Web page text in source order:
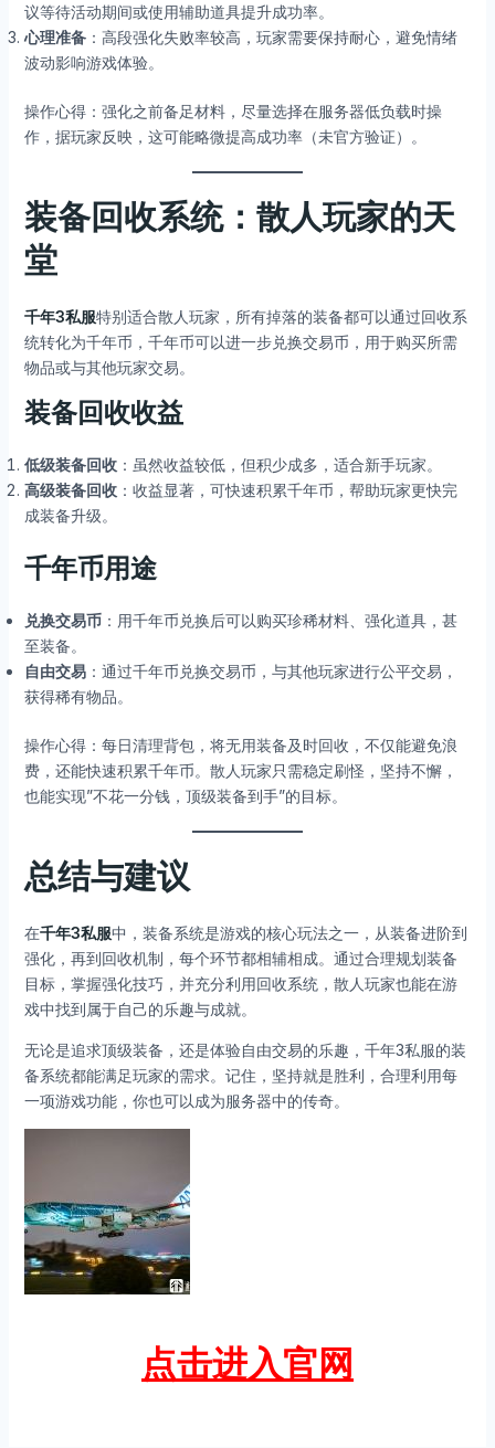
议等待活动期间或使用辅助道具提升成功率。
心理准备：高段强化失败率较高，玩家需要保持耐心，避免情绪
波动影响游戏体验。
操作心得：强化之前备足材料，尽量选择在服务器低负载时操
作，据玩家反映，这可能略微提高成功率（未官方验证）。
装备回收系统：散人玩家的天
堂
千年3私服特别适合散人玩家，所有掉落的装备都可以通过回收系
统转化为千年币，千年币可以进一步兑换交易币，用于购买所需
物品或与其他玩家交易。
装备回收收益
低级装备回收：虽然收益较低，但积少成多，适合新手玩家。
高级装备回收：收益显著，可快速积累千年币，帮助玩家更快完
成装备升级。
千年币用途
兑换交易币：用千年币兑换后可以购买珍稀材料、强化道具，甚
至装备。
自由交易：通过千年币兑换交易币，与其他玩家进行公平交易，
获得稀有物品。
操作心得：每日清理背包，将无用装备及时回收，不仅能避免浪
费，还能快速积累千年币。散人玩家只需稳定刷怪，坚持不懈，
也能实现”不花一分钱，顶级装备到手”的目标。
总结与建议
在千年3私服中，装备系统是游戏的核心玩法之一，从装备进阶到
强化，再到回收机制，每个环节都相辅相成。通过合理规划装备
目标，掌握强化技巧，并充分利用回收系统，散人玩家也能在游
戏中找到属于自己的乐趣与成就。
无论是追求顶级装备，还是体验自由交易的乐趣，千年3私服的装
备系统都能满足玩家的需求。记住，坚持就是胜利，合理利用每
一项游戏功能，你也可以成为服务器中的传奇。
点击进入官网